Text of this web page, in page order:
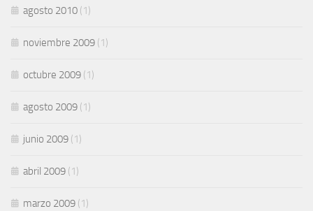
agosto 2010 (1)
noviembre 2009 (1)
octubre 2009 (1)
agosto 2009 (1)
junio 2009 (1)
abril 2009 (1)
marzo 2009 (1)